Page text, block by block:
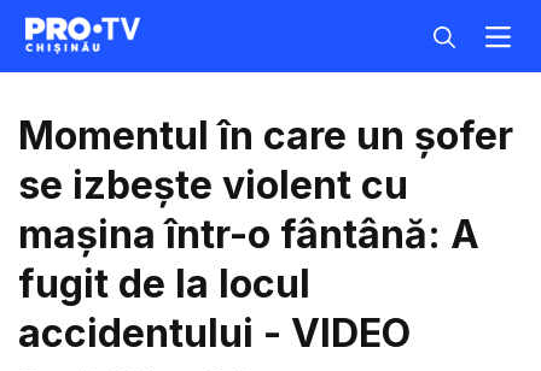
Momentul în care un șofer
se izbește violent cu
mașina într-o fântână: A
fugit de la locul
accidentului - VIDEO